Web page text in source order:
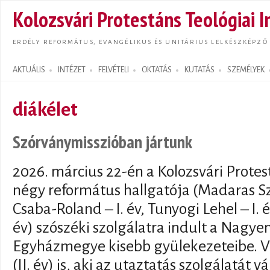
Kolozsvári Protestáns Teológiai
ERDÉLY REFORMÁTUS, EVANGÉLIKUS ÉS UNITÁRIUS LELKÉSZKÉPZŐ
AKTUÁLIS INTÉZET FELVÉTELI OKTATÁS KUTATÁS SZEMÉLYEK
Search form
diákélet
Szórványmisszióban jártunk
2026. március 22-én a Kolozsvári
négy református hallgatója (Madaras
Csaba-Roland – I. év, Tunyogi Lehel – I.
év) szószéki szolgálatra indult a
Egyházmegye kisebb gyülekezeteibe.
(II. év) is, aki az utaztatás szolgálatát